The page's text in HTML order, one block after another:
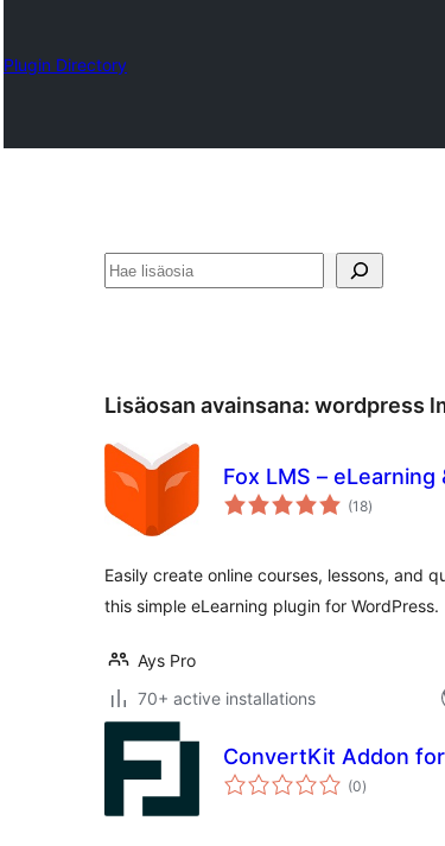
Plugin Directory
Etsi
Lisäosan avainsana: wordpress
Fox LMS –
(18arvosanat
yhteensä
)
Easily create online courses, lessons, and
this simple eLearning plugin for WordPress.
Ays Pro
70+ active installations
ConvertKit Addon
(0arvosanat
yhteensä
)